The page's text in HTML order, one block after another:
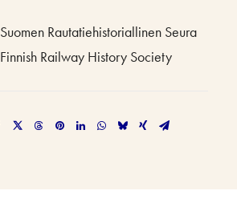
Suomen Rautatiehistoriallinen Seura
Finnish Railway History Society